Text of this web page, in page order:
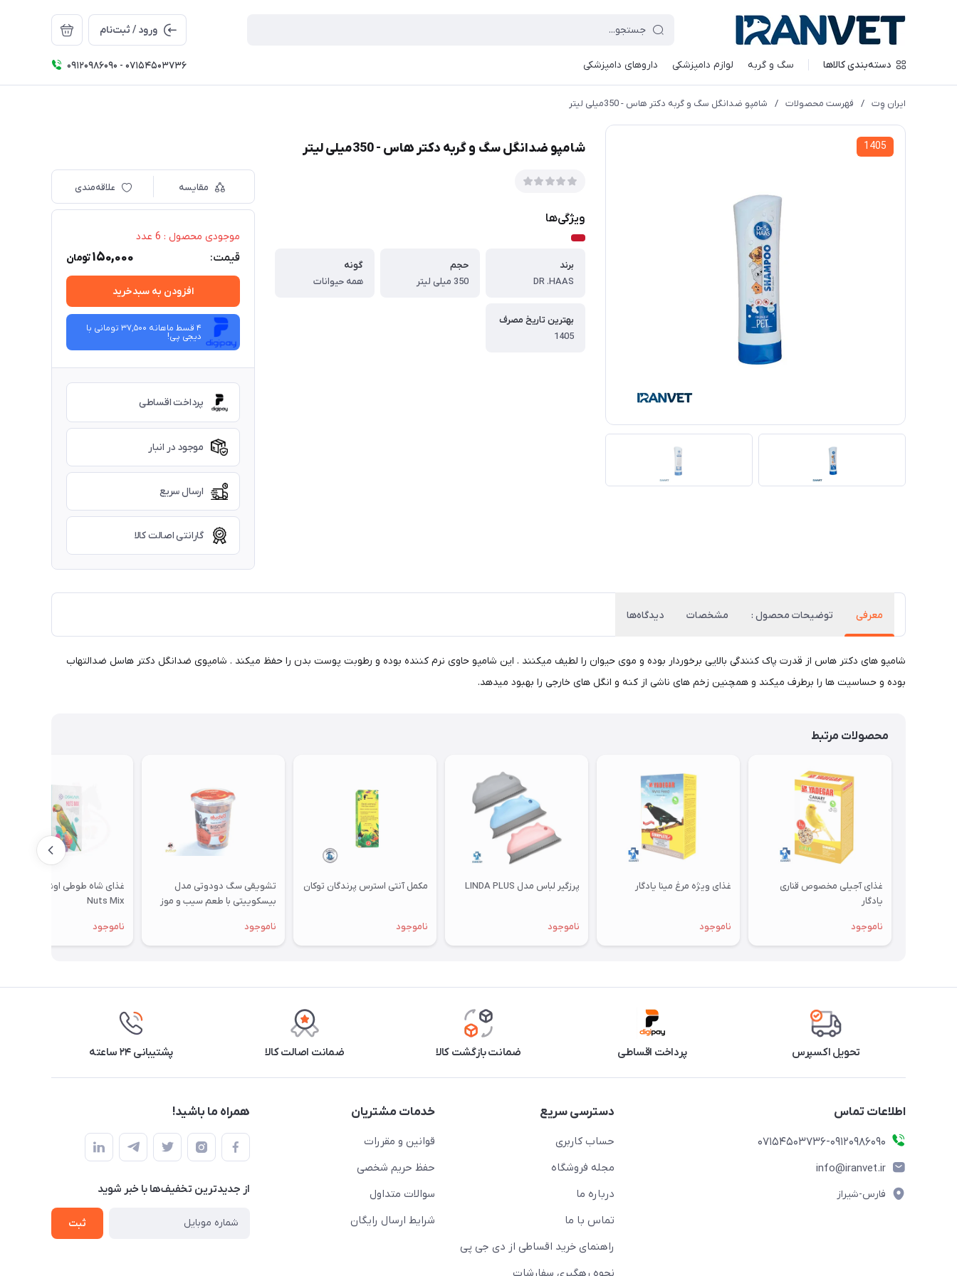
ورود / ثبت‌نام
دسته‌بندی کالاها سگ و گربه لوازم دامپزشکی داروهای دامپزشکی 09120986090 - 07154503736
ایران وِت / فهرست محصولات / شامپو ضدانگل سگ و گربه دکتر هاس - 350میلی لیتر
1405
1405
شامپو ضدانگل سگ و گربه دکتر هاس - 350میلی لیتر
ویژگی‌ها
برند
DR .HAAS
حجم
350 میلی لیتر
گونه
همه حیوانات
بهترین تاریخ مصرف
1405
مقایسه علاقه‌مندی
موجودی محصول : 6 عدد
قیمت: 150,000تومان
افزودن به سبدخرید
4 قسط ماهانه 37,500 تومانی با
دیجی ‌پی!
پرداخت اقساطی
موجود در انبار
ارسال سریع
گارانتی اصالت کالا
معرفی توضیحات محصول : مشخصات دیدگاه‌ها
شامپو های دکتر هاس از قدرت پاک کنندگی بالایی برخوردار بوده و موی حیوان را لطیف میکنند . این شامپو حاوی نرم کننده بوده و رطوبت پوست بدن را حفظ میکند . شامپوی ضدانگل دکتر هاسل ضدالتهاب
بوده و حساسیت ها را برطرف میکند و همچنین زخم های ناشی از کنه و انگل های خارجی را بهبود میدهد.
محصولات مرتبط
غذای آجیلی مخصوص قناری
یادگار
ناموجود
غذای ویژه مرغ مینا یادگار
ناموجود
پرزگیر لباس مدل LINDA PLUS
ناموجود
مکمل آنتی استرس پرندگان توکان
ناموجود
تشویقی سگ دودوتی مدل
بیسکوییتی با طعم سیب و موز
ناموجود
غذای شاه طوطی اوشکایا مدل
Nuts Mix
ناموجود
تحویل اکسپرس پرداخت اقساطی ضمانت بازگشت کالا ضمانت اصالت کالا پشتیبانی ۲۴ ساعته
اطلاعات تماس
07154503736-09120986090
info@iranvet.ir
فارس-شیراز
دسترسی سریع
حساب کاربری
مجله فروشگاه
درباره ما
تماس با ما
راهنمای خرید اقساطی از دی جی پی
نحوه رهگیری سفارشات
خدمات مشتریان
قوانین و مقررات
حفظ حریم شخصی
سوالات متداول
شرایط ارسال رایگان
همراه ما باشید!
از جدید‌ترین تخفیف‌ها با‌ خبر شوید
ثبت